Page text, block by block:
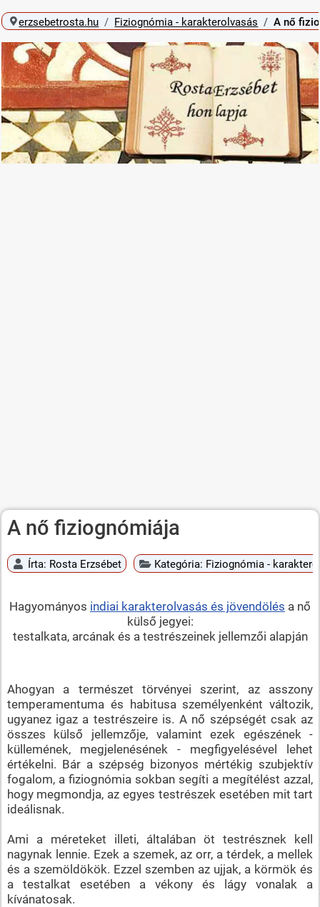
erzsebetrosta.hu Fiziognómia - karakterolvasás A nő
A nő fiziognómiája
Írta: Rosta Erzsébet Kategória: Fiziognómia -
Hagyományos indiai karakterolvasás és jövendölés a nő
külső jegyei:
testalkata, arcának és a testrészeinek jellemzői alapján
Ahogyan a természet törvényei szerint, az asszony
temperamentuma és habitusa személyenként változik,
ugyanez igaz a testrészeire is. A nő szépségét csak az
összes külső jellemzője, valamint ezek egészének -
küllemének, megjelenésének - megfigyelésével lehet
értékelni. Bár a szépség bizonyos mértékig szubjektív
fogalom, a fiziognómia sokban segíti a megítélést azzal,
hogy megmondja, az egyes testrészek esetében mit tart
ideálisnak.
Ami a méreteket illeti, általában öt testrésznek kell
nagynak lennie. Ezek a szemek, az orr, a térdek, a mellek
és a szemöldökök. Ezzel szemben az ujjak, a körmök és
a testalkat esetében a vékony és lágy vonalak a
kívánatosak.